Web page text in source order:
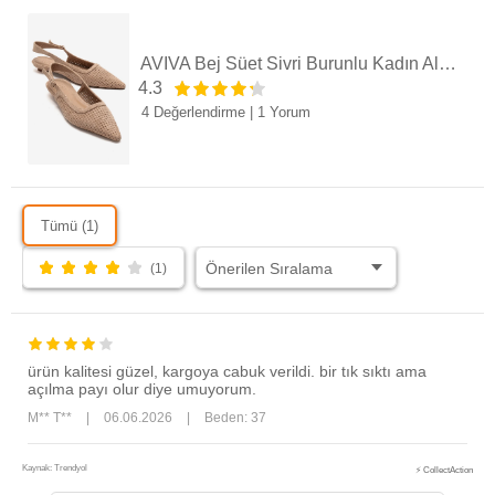
AVIVA Bej Süet Sivri Burunlu Kadın Alçak Topuklu Ayakkabı
4.3
4 Değerlendirme | 1 Yorum
Tümü (1)
(1)
ürün kalitesi güzel, kargoya cabuk verildi. bir tık sıktı ama
açılma payı olur diye umuyorum.
M** T** 06.06.2026 Beden: 37
Kaynak: Trendyol ⚡ CollectAction